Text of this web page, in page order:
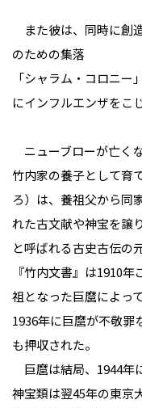
また彼は、同時に創
のための集落
「シャラム・コロニ
にインフルエンザをこ
ニューブローが亡く
竹内家の養子として育
ろ）は、養祖父から同
れた古文献や神宝を譲
と呼ばれる古史古伝の
『竹内文書』は1910
祖となった巨麿によっ
1936年に巨麿が不敬罪
も押収された。
巨麿は結局、1944年
神宝類は翌45年の東京